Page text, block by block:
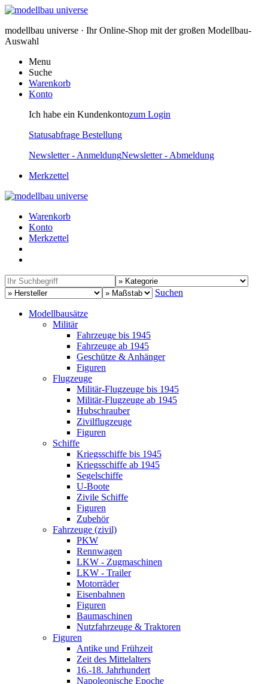
modellbau universe · Ihr Online-Shop mit der großen Modellbau-
Auswahl
Menu
Suche
Warenkorb
Konto
Ich habe ein Kundenkontozum Login
Statusabfrage Bestellung
Newsletter - AnmeldungNewsletter - Abmeldung
Merkzettel
Warenkorb
Konto
Merkzettel
Suchen
Modellbausätze
Militär
Fahrzeuge bis 1945
Fahrzeuge ab 1945
Geschütze & Anhänger
Figuren
Flugzeuge
Militär-Flugzeuge bis 1945
Militär-Flugzeuge ab 1945
Hubschrauber
Zivilflugzeuge
Figuren
Schiffe
Kriegsschiffe bis 1945
Kriegsschiffe ab 1945
Segelschiffe
U-Boote
Zivile Schiffe
Figuren
Zubehör
Fahrzeuge (zivil)
PKW
Rennwagen
LKW - Zugmaschinen
LKW - Trailer
Motorräder
Eisenbahnen
Figuren
Baumaschinen
Nutzfahrzeuge & Traktoren
Figuren
Antike und Frühzeit
Zeit des Mittelalters
16.-18. Jahrhundert
Napoleonische Epoche